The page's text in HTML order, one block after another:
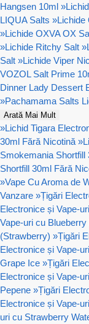
Hangsen 10ml »
LIQUA Salts »Lichide
»Lichide OXVA OX
»Lichide Ritchy Salt »
Salt »Lichide Viper
VOZOL Salt Prime
Dinner Lady Dessert
»Pachamama Salts
Arată Mai Mult
»Lichid Tigara
30ml Fără Nicotină »
Smokemania Shortfill
Shortfill 30ml Fără
»Vape Cu Aroma de
Vanzare »Țigări
Electronice și Vape-
Vape-uri cu Blueberry
(Strawberry) »Țigări
Electronice și Vape-
Grape Ice »Țigări
Electronice și Vape-
Pepene »Țigări
Electronice și Vape-
uri cu Strawberry